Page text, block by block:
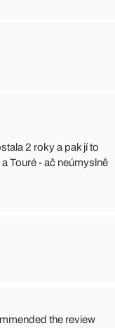
2 roky a pak jí to
Touré - ač neúmyslně
the review